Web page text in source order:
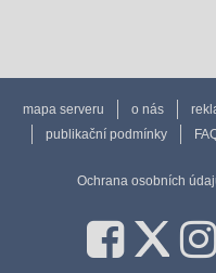
mapa serveru o nás
publikační podmínky
Ochrana osobních